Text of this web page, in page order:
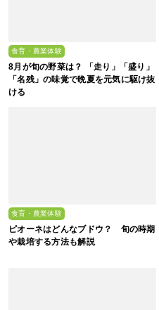
食育・農業体験
8月が旬の野菜は？ 「走り」「盛り」
「名残」の味覚で晩夏を元気に駆け抜
ける
食育・農業体験
ピオーネはどんなブドウ？ 旬の時期
や栽培する方法も解説